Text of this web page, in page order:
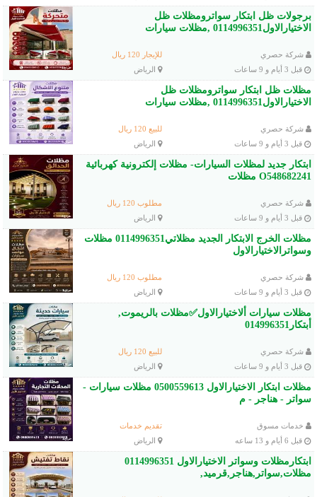
برجولات ظل ابتكار سواترومظلات ظل
الاختيارالاول0114996351 ,مظلات سيارات
شركة حصري
للإيجار 120 ريال
قبل 3 أيام و 9 ساعات
الرياض
مظلات ظل ابتكار سواترومظلات ظل
الاختيارالاول0114996351 ,مظلات سيارات
شركة حصري
للبيع 120 ريال
قبل 3 أيام و 9 ساعات
الرياض
ابتكار جديد لمظلات السيارات- مظلات إلكترونية كهربائية
O548682241 مظلات
شركة حصري
مطلوب 120 ريال
قبل 3 أيام و 9 ساعات
الرياض
مظلات الخرج الابتكار الجديد مظلاتي0114996351 مظلات
وسواترالاختيارالاول
شركة حصري
مطلوب 120 ريال
قبل 3 أيام و 9 ساعات
الرياض
مظلات سيارات ألاختيارالاول✅مظلات بالريموت,
أبتكار014996351
شركة حصري
للبيع 120 ريال
قبل 3 أيام و 9 ساعات
الرياض
مظلات ابتكار الاختيارالاول 0500559613 مظلات سيارات -
سواتر - هناجر - م
خدمات مسوق
تقديم خدمات
قبل 6 أيام و 13 ساعه
الرياض
ابتكارمظلات وسواتر الاختيارالاول 0114996351
مظلات,سواتر,هناجر,قرميد,